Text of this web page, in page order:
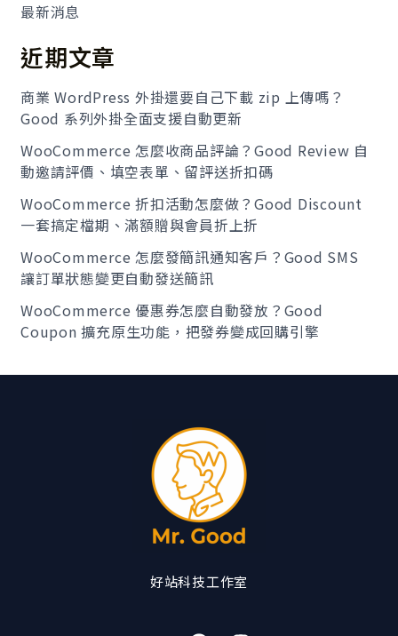
最新消息
近期文章
商業 WordPress 外掛還要自己下載 zip 上傳嗎？
Good 系列外掛全面支援自動更新
WooCommerce 怎麼收商品評論？Good Review 自
動邀請評價、填空表單、留評送折扣碼
WooCommerce 折扣活動怎麼做？Good Discount
一套搞定檔期、滿額贈與會員折上折
WooCommerce 怎麼發簡訊通知客戶？Good SMS
讓訂單狀態變更自動發送簡訊
WooCommerce 優惠券怎麼自動發放？Good
Coupon 擴充原生功能，把發券變成回購引擎
好站科技工作室